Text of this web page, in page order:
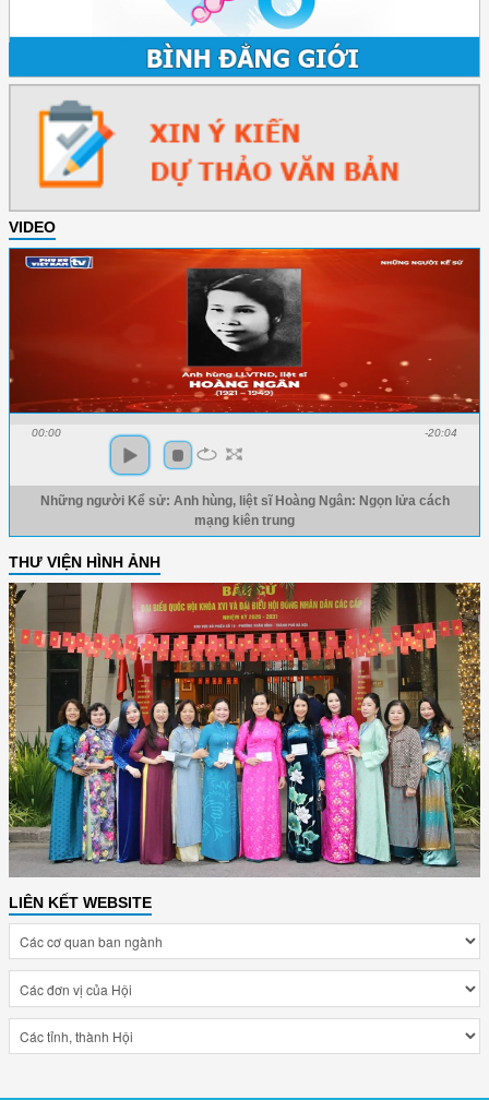
VIDEO
00:00 -20:04
Những người Kể sử: Anh hùng, liệt sĩ Hoàng Ngân: Ngọn lửa cách
mạng kiên trung
THƯ VIỆN HÌNH ẢNH
LIÊN KẾT WEBSITE